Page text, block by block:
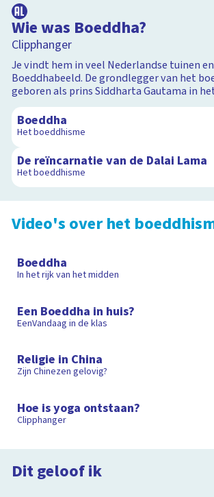
Wie was Boeddha?
Clipphanger
Je vindt hem in veel Nederlandse tuinen
Boeddhabeeld. De grondlegger van het
geboren als prins Siddharta Gautama in
Hij wordt monnik en bereikt verlichting
mediteren onder een boom.
Boeddha
Het boeddhisme
2:05
De reïncarnatie van de Dalai Lama
Het boeddhisme
2:23
Video's over het
Boeddha
In het rijk van het midden
Een Boeddha in huis?
EenVandaag in de klas
Religie in China
Zijn Chinezen gelovig?
Hoe is yoga ontstaan?
Clipphanger
Dit geloof ik
Dit Geloof Ik
Dawoe is boeddhist
Dit Geloof Ik
Willemijn en Dawoe in gesprek